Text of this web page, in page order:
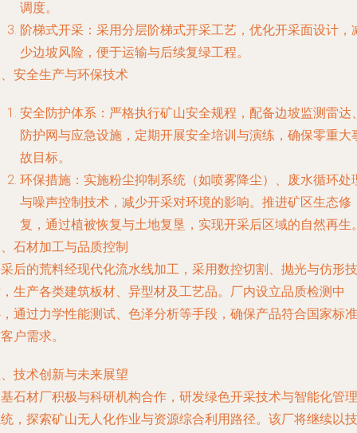
调度。
阶梯式开采：采用分层阶梯式开采工艺，优化开采面设计，
少边坡风险，便于运输与后续复绿工程。
安全生产与环保技术
安全防护体系：严格执行矿山安全规程，配备边坡监测雷达
防护网与应急设施，定期开展安全培训与演练，确保零重大
故目标。
环保措施：实施粉尘抑制系统（如喷雾降尘）、废水循环处
与噪声控制技术，减少开采对环境的影响。推进矿区生态修
复，通过植被恢复与土地复垦，实现开采后区域的自然再生
石材加工与品质控制
后的荒料经现代化流水线加工，采用数控切割、抛光与仿形技
生产各类建筑板材、异型材及工艺品。厂内设立品质检测中
通过力学性能测试、色泽分析等手段，确保产品符合国家标准
户需求。
技术创新与未来展望
石材厂积极与科研机构合作，研发绿色开采技术与智能化管理
，探索矿山无人化作业与资源综合利用路径。该厂将继续以技